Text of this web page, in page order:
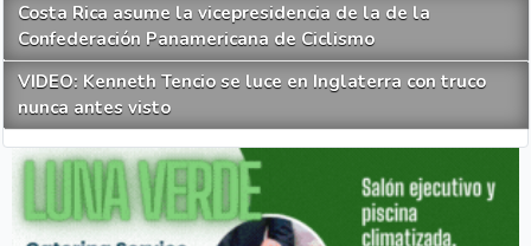
Costa Rica asume la vicepresidencia de la de la
Confederación Panamericana de Ciclismo
VIDEO: Kenneth Tencio se luce en Inglaterra con truco
nunca antes visto